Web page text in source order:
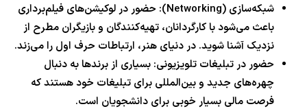
شبکه‌سازی (Networking): حضور در لوکیشن‌های فیلم‌برداری
باعث می‌شود با کارگردانان، تهیه‌کنندگان و بازیگران مطرح از
نزدیک آشنا شوید. در دنیای هنر، ارتباطات حرف اول را می‌زند.
حضور در تبلیغات تلویزیونی: بسیاری از برندها به دنبال
چهره‌های جدید و بین‌المللی برای تبلیغات خود هستند که
فرصت مالی بسیار خوبی برای دانشجویان است.